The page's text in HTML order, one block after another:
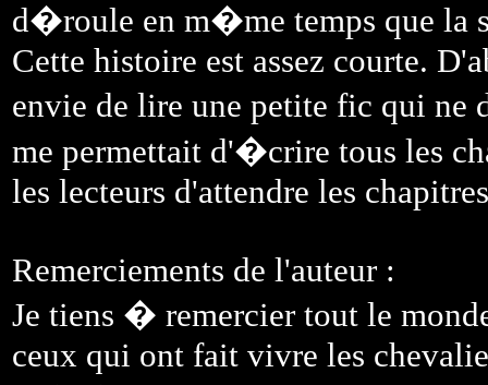
d�roule en m�me temps que la
Cette histoire est assez courte.
envie de lire une petite fic qui ne
me permettait d'�crire tous les
les lecteurs d'attendre les
Remerciements de l'auteur :
Je tiens � remercier tout le
ceux qui ont fait vivre les